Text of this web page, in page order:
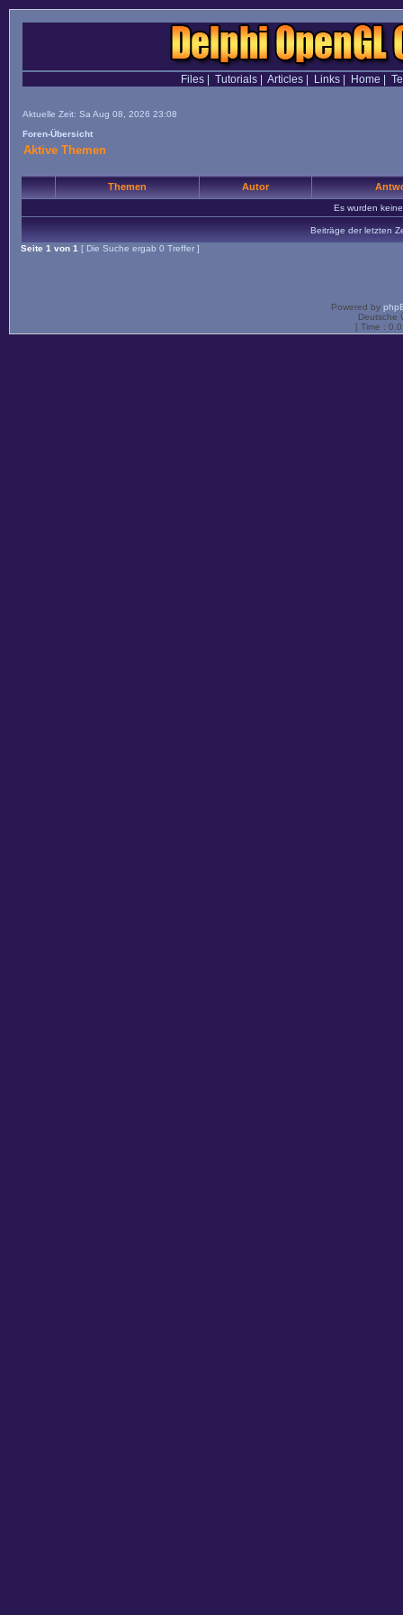
Files| Tutorials| Articles| Links| Home
Aktuelle Zeit: Sa Aug 08, 2026 23:08
Foren-Übersicht
Aktive Themen
Themen Autor
Es wurden
Beiträge der letzten
Seite 1 von 1 [ Die Suche ergab 0 Treffer ]
Powered by
Deutsche
[ Time :